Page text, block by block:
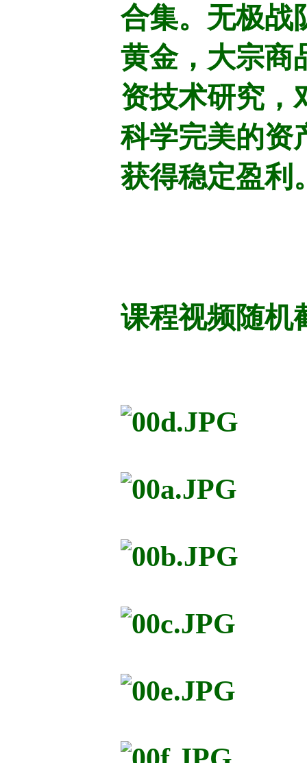
合集。无极战
黄金，大宗商
资技术研究，
科学完美的资
获得稳定盈利
课程视频随机